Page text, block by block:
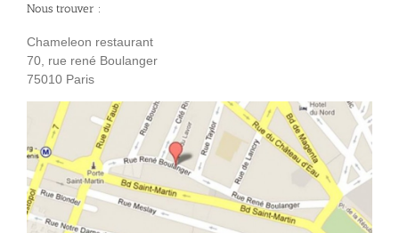
Nous trouver :
Chameleon restaurant
70, rue rené Boulanger
75010 Paris